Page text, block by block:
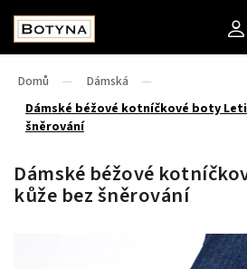
Domů / Dámská
/
Dámské béžové kotníčkové boty
šněrování
Dámské béžové
kůže bez šněrování